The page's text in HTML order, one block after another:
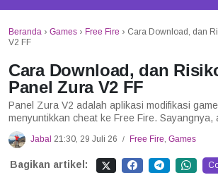
Beranda › Games › Free Fire › Cara Download, dan
V2 FF
Cara Download, dan
Panel Zura V2 FF
Panel Zura V2 adalah aplikasi modifikasi
menyuntikkan cheat ke Free Fire. Sayangnya,
Jabal 21:30, 29 Juli 26 / Free Fire, Games
Bagikan artikel: